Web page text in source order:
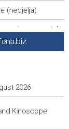
(nedjelja)
siguran protok
će ostati
Hormuškoj
zatvara
2026
Kinoscope